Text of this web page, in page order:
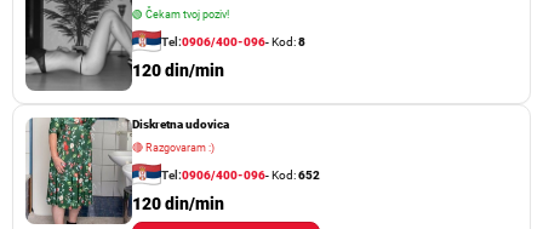
🟢 Čekam tvoj poziv!
Tel:0906/400-096- Kod:8
120 din/min
Diskretna udovica
🔴 Razgovaram :)
Tel:0906/400-096- Kod:652
120 din/min